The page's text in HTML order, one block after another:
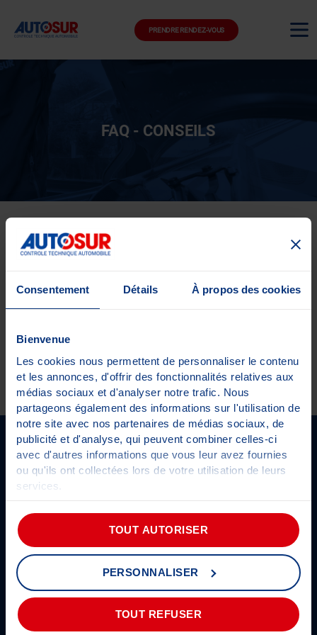
Consentement Détails À propos des cookies
Bienvenue
Les cookies nous permettent de personnaliser le contenu
et les annonces, d'offrir des fonctionnalités relatives aux
médias sociaux et d'analyser notre trafic. Nous
partageons également des informations sur l'utilisation de
notre site avec nos partenaires de médias sociaux, de
publicité et d'analyse, qui peuvent combiner celles-ci
avec d'autres informations que vous leur avez fournies
ou qu'ils ont collectées lors de votre utilisation de leurs
services.
Pour plus d'informations sur les cookies,cliquez-ici.
TOUT AUTORISER
PERSONNALISER
TOUT REFUSER
PRENDRE RENDEZ-VOUS
FAQ - CONSEILS
EN SAVOIR PLUS SUR :
QUELLE EST VOTRE QUESTION ?
Combien coûte un contrôle technique ?
SUIVEZ-NOUS SUR LES RÉSEAUX
Prendre rendez-vous
Être alerté
Informations CT
FAQ
Les engagements Autosur
Accessibilité
Actualités
Présentation du groupe
Découvrez Autosur
Classic
Les partenaires
Conditions générales de